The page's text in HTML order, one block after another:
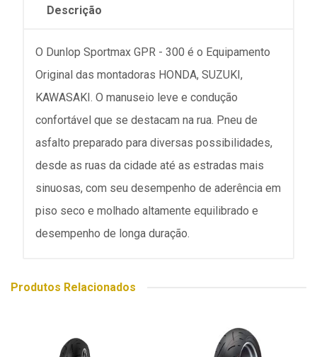
Descrição
O Dunlop Sportmax GPR - 300 é o Equipamento
Original das montadoras HONDA, SUZUKI,
KAWASAKI. O manuseio leve e condução
confortável que se destacam na rua. Pneu de
asfalto preparado para diversas possibilidades,
desde as ruas da cidade até as estradas mais
sinuosas, com seu desempenho de aderência em
piso seco e molhado altamente equilibrado e
desempenho de longa duração.
Produtos Relacionados